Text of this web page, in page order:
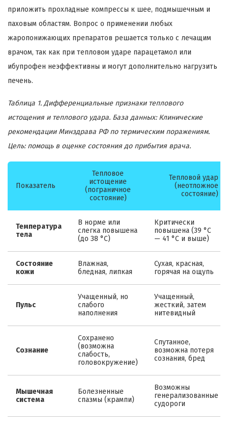
приложить прохладные компрессы к шее, подмышечным и
паховым областям. Вопрос о применении любых
жаропонижающих препаратов решается только с лечащим
врачом, так как при тепловом ударе парацетамол или
ибупрофен неэффективны и могут дополнительно нагрузить
печень.
Таблица 1. Дифференциальные признаки теплового
истощения и теплового удара. База данных: Клинические
рекомендации Минздрава РФ по термическим поражениям.
Цель: помощь в оценке состояния до прибытия врача.
Показатель
Тепловое
истощение
(пограничное
состояние)
Тепловой удар
(неотложное
состояние)
Температура
тела
В норме или
слегка повышена
(до 38 °C)
Критически
повышена (39 °C
— 41 °C и выше)
Состояние
кожи
Влажная,
бледная, липкая
Сухая, красная,
горячая на ощупь
Пульс
Учащенный, но
слабого
наполнения
Учащенный,
жесткий, затем
нитевидный
Сознание
Сохранено
(возможна
слабость,
головокружение)
Спутанное,
возможна потеря
сознания, бред
Мышечная
система
Болезненные
спазмы (крампи)
Возможны
генерализованные
судороги